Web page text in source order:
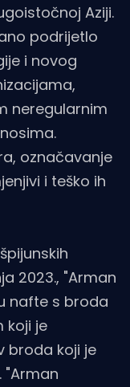
Aziji.
podrijetlo
i novog
neregularnim
označavanje
i teško ih
2023., "Arman
nafte s broda
koji je
broda koji je